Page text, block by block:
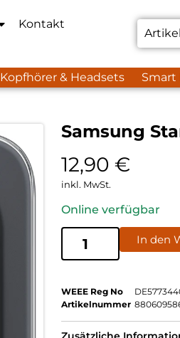
Kontakt
Kopfhörer & Headsets Smart
Samsung
12,90 €
inkl. MwSt.
Online verfügbar
In den
WEEE Reg No
Artikelnummer